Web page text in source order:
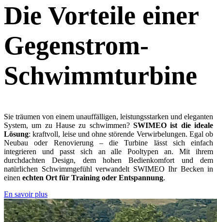
Die Vorteile einer
Gegenstrom-
Schwimmturbine
Sie träumen von einem unauffälligen, leistungsstarken und eleganten
System, um zu Hause zu schwimmen? SWIMEO ist die ideale
Lösung: kraftvoll, leise und ohne störende Verwirbelungen. Egal ob
Neubau oder Renovierung – die Turbine lässt sich einfach
integrieren und passt sich an alle Pooltypen an. Mit ihrem
durchdachten Design, dem hohen Bedienkomfort und dem
natürlichen Schwimmgefühl verwandelt SWIMEO Ihr Becken in
einen echten Ort für Training oder Entspannung.
En savoir plus